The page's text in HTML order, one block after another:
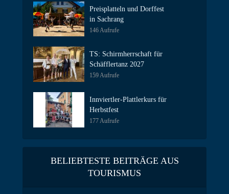
Preisplatteln und Dorffest
in Sachrang
146 Aufrufe
TS: Schirmherrschaft für
Schäfflertanz 2027
159 Aufrufe
Innviertler-Plattlerkurs für
Herbstfest
177 Aufrufe
BELIEBTESTE BEITRÄGE AUS
TOURISMUS